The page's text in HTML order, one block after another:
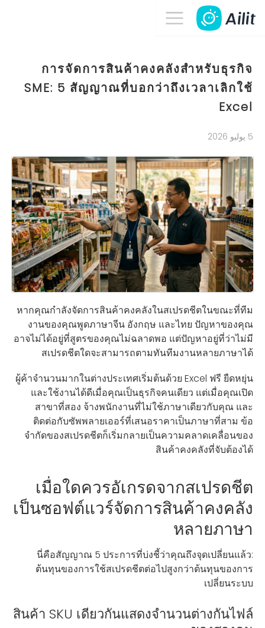
การจัดการสินค้าคงคลังสำหรับธุรกิจ
SME: 5 สัญญาณที่บอกว่าถึงเวลาเลิกใช้
Excel
5 يوليو 2026
หากคุณกำลังจัดการสินค้าคงคลังในสเปรดชีตในขณะที่ทีม
งานของคุณพูดภาษาจีน อังกฤษ และไทย ปัญหาของคุณ
อาจไม่ได้อยู่ที่สูตรของคุณไม่ฉลาดพอ แต่ปัญหาอยู่ที่ว่าไม่มี
สเปรดชีตใดจะสามารถตามทันทีมงานหลายภาษาได้
ผู้ค้าจำนวนมากในต่างประเทศเริ่มต้นด้วย Excel ฟรี ยืดหยุ่น
และใช้งานได้ดีเมื่อคุณเป็นธุรกิจคนเดียว แต่เมื่อคุณเปิด
สาขาที่สอง จ้างพนักงานที่ไม่ใช้ภาษาเดียวกับคุณ และ
ติดต่อกับซัพพลายเออร์ที่เสนอราคาเป็นภาษาที่สาม ข้อ
จำกัดของสเปรดชีตก็เริ่มกลายเป็นความคลาดเคลื่อนของ
สินค้าคงคลังที่จับต้องได้
เมื่อใดควรอัเกรดจากสเปรดชีต
เป็นซอฟต์แวร์จัดการสินค้าคงคลัง
หลายภาษา
นี่คือสัญญาณ 5 ประการที่บ่งชี้ว่าคุณถึงจุดเปลี่ยนแล้ว:
ต้นทุนของการใช้สเปรดชีตต่อไปสูงกว่าต้นทุนของการ
เปลี่ยนระบบ
สินค้า SKU เดียวกันแสดงจำนวนต่างกันไฟล์